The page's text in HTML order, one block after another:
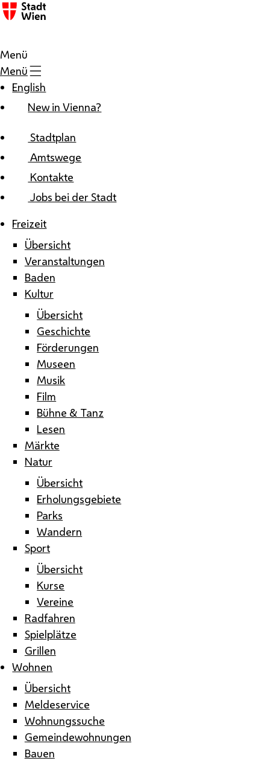
Zum Inhalt
Menü
Menü
English
New in Vienna?
Stadtplan
Amtswege
Kontakte
Jobs bei der Stadt
Freizeit
Übersicht
Veranstaltungen
Baden
Kultur
Übersicht
Geschichte
Förderungen
Museen
Musik
Film
Bühne & Tanz
Lesen
Märkte
Natur
Übersicht
Erholungsgebiete
Parks
Wandern
Sport
Übersicht
Kurse
Vereine
Radfahren
Spielplätze
Grillen
Wohnen
Übersicht
Meldeservice
Wohnungssuche
Gemeindewohnungen
Bauen